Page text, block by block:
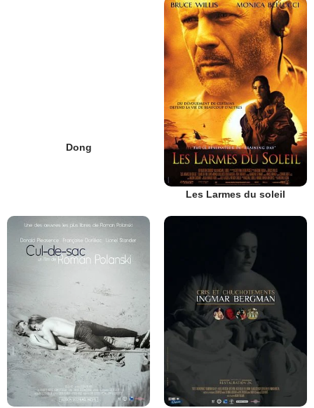
Dong
Les Larmes du soleil